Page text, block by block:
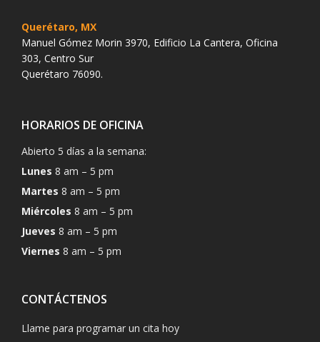
Querétaro, MX
Manuel Gómez Morin 3970, Edificio La Cantera, Oficina
303, Centro Sur
Querétaro 76090.
HORARIOS DE OFICINA
Abierto 5 días a la semana:
Lunes 8 am – 5 pm
Martes 8 am – 5 pm
Miércoles 8 am – 5 pm
Jueves 8 am – 5 pm
Viernes 8 am – 5 pm
CONTÁCTENOS
Llame para programar un cita hoy